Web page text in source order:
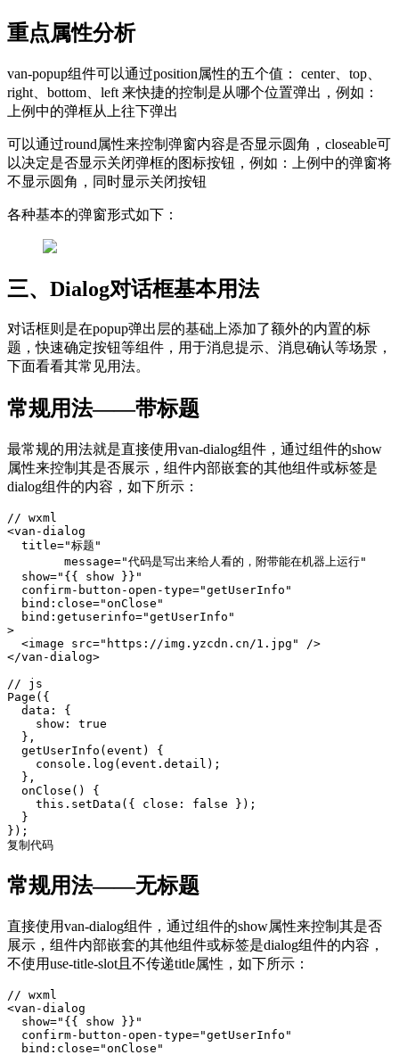
重点属性分析
van-popup组件可以通过position属性的五个值： center、top、
right、bottom、left 来快捷的控制是从哪个位置弹出，例如：
上例中的弹框从上往下弹出
可以通过round属性来控制弹窗内容是否显示圆角，closeable可
以决定是否显示关闭弹框的图标按钮，例如：上例中的弹窗将
不显示圆角，同时显示关闭按钮
各种基本的弹窗形式如下：
三、Dialog对话框基本用法
对话框则是在popup弹出层的基础上添加了额外的内置的标
题，快速确定按钮等组件，用于消息提示、消息确认等场景，
下面看看其常见用法。
常规用法——带标题
最常规的用法就是直接使用van-dialog组件，通过组件的show
属性来控制其是否展示，组件内部嵌套的其他组件或标签是
dialog组件的内容，如下所示：
// wxml
<van-dialog
  title="标题"
  show="{{ show }}"
  confirm-button-open-type="getUserInfo"
  bind:close="onClose"
  bind:getuserinfo="getUserInfo"
>
  <image src="https://img.yzcdn.cn/1.jpg" />
</van-dialog>
// js
Page({
  data: {
    show: true
  },
  getUserInfo(event) {
    console.log(event.detail);
  },
  onClose() {
    this.setData({ close: false });
  }
});
复制代码
常规用法——无标题
直接使用van-dialog组件，通过组件的show属性来控制其是否
展示，组件内部嵌套的其他组件或标签是dialog组件的内容，
不使用use-title-slot且不传递title属性，如下所示：
// wxml
<van-dialog
  show="{{ show }}"
  confirm-button-open-type="getUserInfo"
  bind:close="onClose"